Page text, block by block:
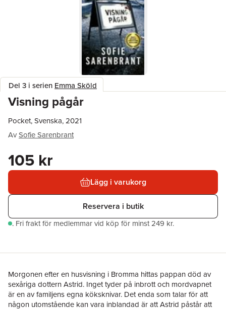
Del 3 i serien Emma Sköld
Visning pågår
Pocket, Svenska, 2021
AvSofie Sarenbrant
105 kr
Lägg i varukorg
Reservera i butik
. Fri frakt för medlemmar vid köp för minst 249 kr.
Morgonen efter en husvisning i Bromma hittas pappan död av
sexåriga dottern Astrid. Inget tyder på inbrott och mordvapnet
är en av familjens egna köksknivar. Det enda som talar för att
någon utomstående kan vara inblandad är att Astrid påstår att